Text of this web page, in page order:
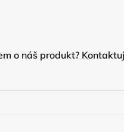
o náš produkt?